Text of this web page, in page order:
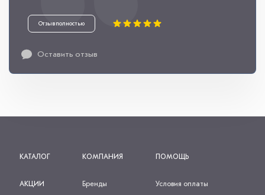
Оставить отзыв
Отзыв полностью
КАТАЛОГ
АКЦИИ
КОМПАНИЯ
Бренды
ПОМОЩЬ
Условия оплаты